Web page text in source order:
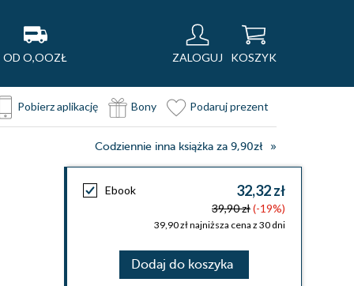
OD O,OOZŁ ZALOGUJ KOSZYK
Pobierz aplikację Bony Podaruj prezent
Codziennie inna książka za 9,90zł
Ebook 32,32 zł
39,90 zł(-19%)
39,90 zł najniższa cena z 30 dni
Dodaj do koszyka